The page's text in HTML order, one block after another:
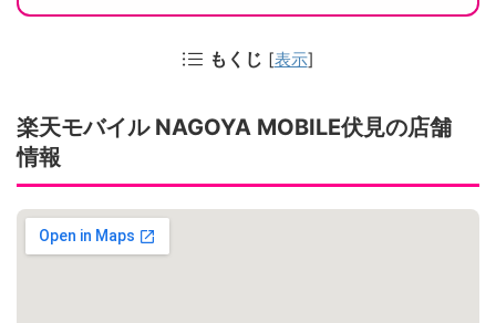
もくじ [表示]
楽天モバイル NAGOYA MOBILE伏見の店舗
情報